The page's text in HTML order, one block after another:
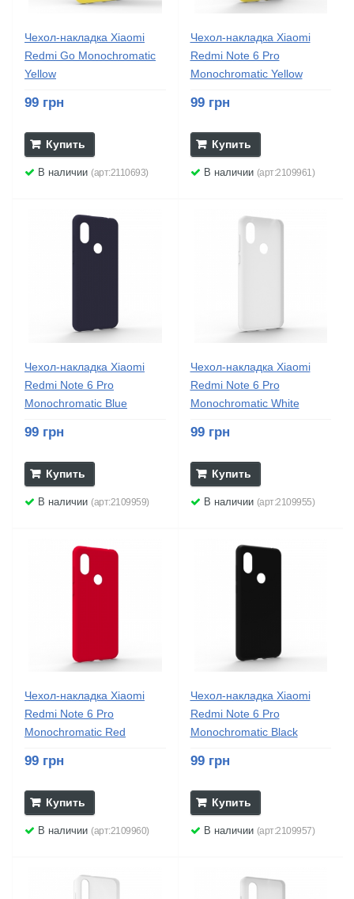
Чехол-накладка Xiaomi
Redmi Go Monochromatic
Yellow
99 грн
Купить
В наличии (арт:2110693)
Чехол-накладка Xiaomi
Redmi Note 6 Pro
Monochromatic Yellow
99 грн
Купить
В наличии (арт:2109961)
Чехол-накладка Xiaomi
Redmi Note 6 Pro
Monochromatic Blue
99 грн
Купить
В наличии (арт:2109959)
Чехол-накладка Xiaomi
Redmi Note 6 Pro
Monochromatic White
99 грн
Купить
В наличии (арт:2109955)
Чехол-накладка Xiaomi
Redmi Note 6 Pro
Monochromatic Red
99 грн
Купить
В наличии (арт:2109960)
Чехол-накладка Xiaomi
Redmi Note 6 Pro
Monochromatic Black
99 грн
Купить
В наличии (арт:2109957)